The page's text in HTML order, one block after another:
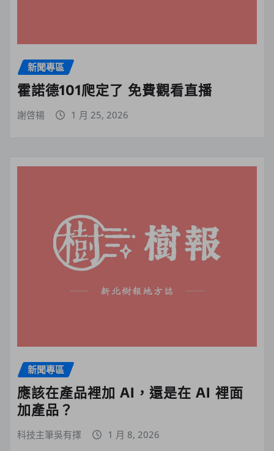
新聞專區
霍諾德101爬定了 免費觀看直播
謝啓楊 1 月 25, 2026
新聞專區
應該在產品裡加 AI，還是在 AI 裡面
加產品？
科技主筆吳有擇 1 月 8, 2026